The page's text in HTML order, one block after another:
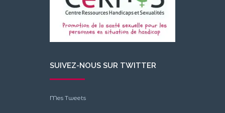
SUIVEZ-NOUS SUR TWITTER
Mes Tweets